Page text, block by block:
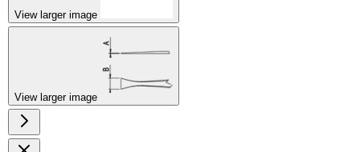
View larger image
View larger image